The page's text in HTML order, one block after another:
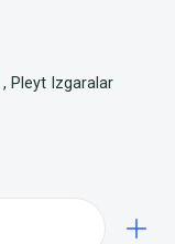
, Pleyt Izgaralar